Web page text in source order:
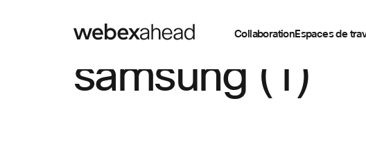
CollaborationEspaces de
samsung (1)